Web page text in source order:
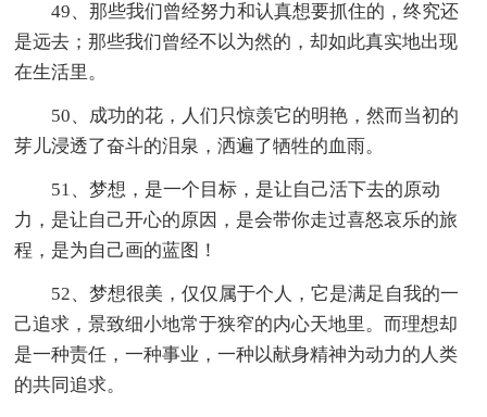
49、那些我们曾经努力和认真想要抓住的，终究还
是远去；那些我们曾经不以为然的，却如此真实地出现
在生活里。
50、成功的花，人们只惊羡它的明艳，然而当初的
芽儿浸透了奋斗的泪泉，洒遍了牺牲的血雨。
51、梦想，是一个目标，是让自己活下去的原动
力，是让自己开心的原因，是会带你走过喜怒哀乐的旅
程，是为自己画的蓝图！
52、梦想很美，仅仅属于个人，它是满足自我的一
己追求，景致细小地常于狭窄的内心天地里。而理想却
是一种责任，一种事业，一种以献身精神为动力的人类
的共同追求。